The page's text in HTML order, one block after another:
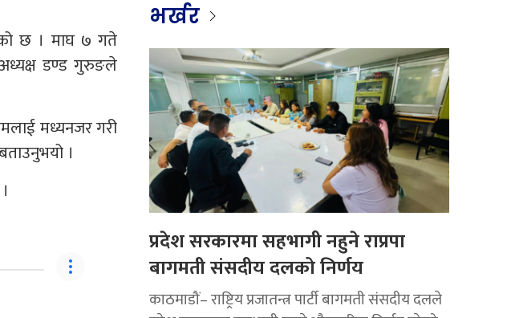
छ । माघ ७ गते
डण्ड गुरुङले
मध्यनजर गरी
।
भर्खर
प्रदेश सरकारमा सहभागी नहुने राप्रपा
बागमती संसदीय दलको निर्णय
काठमाडौं– राष्ट्रिय प्रजातन्त्र पार्टी बागमती संसदीय दलले